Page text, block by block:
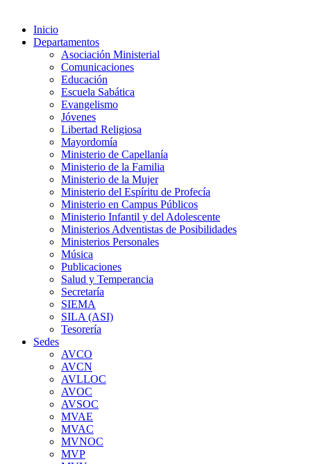
Inicio
Departamentos
Asociación Ministerial
Comunicaciones
Educación
Escuela Sabática
Evangelismo
Jóvenes
Libertad Religiosa
Mayordomía
Ministerio de Capellanía
Ministerio de la Familia
Ministerio de la Mujer
Ministerio del Espíritu de Profecía
Ministerio en Campus Públicos
Ministerio Infantil y del Adolescente
Ministerios Adventistas de Posibilidades
Ministerios Personales
Música
Publicaciones
Salud y Temperancia
Secretaría
SIEMA
SILA (ASI)
Tesorería
Sedes
AVCO
AVCN
AVLLOC
AVOC
AVSOC
MVAE
MVAC
MVNOC
MVP